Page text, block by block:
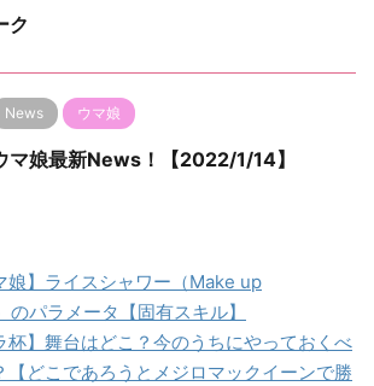
ク
News ウマ娘
マ娘最新News！【2022/1/14】
娘】ライスシャワー（Make up
のパラメータ【固有スキル】
杯】舞台はどこ？今のうちにやっておくべ
【どこであろうとメジロマックイーンで勝